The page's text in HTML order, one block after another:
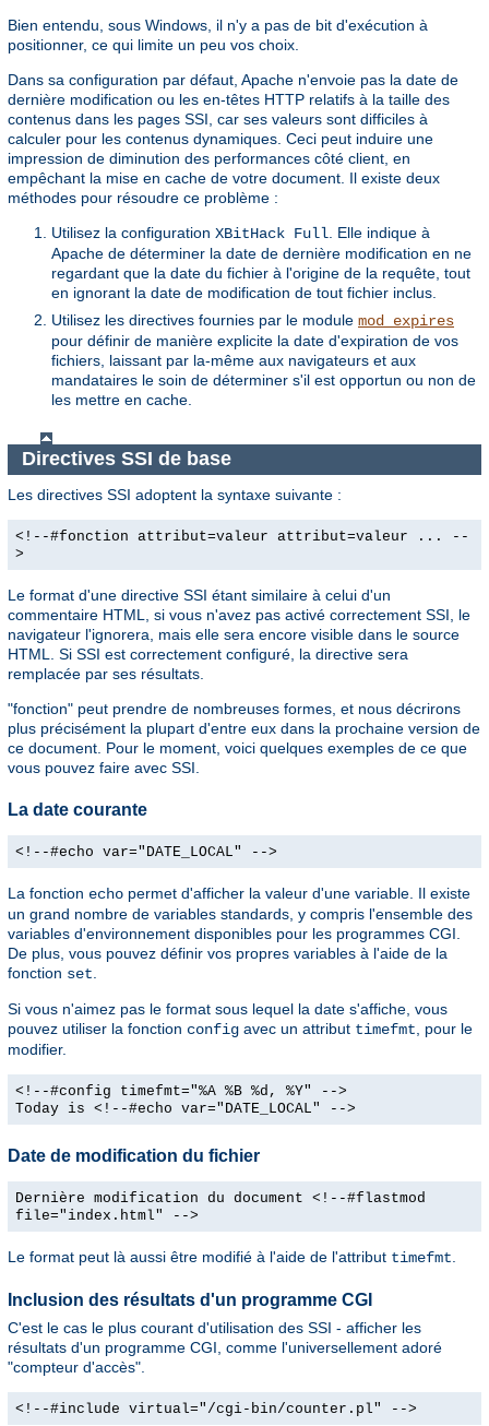
Bien entendu, sous Windows, il n'y a pas de bit d'exécution à
positionner, ce qui limite un peu vos choix.
Dans sa configuration par défaut, Apache n'envoie pas la date de
dernière modification ou les en-têtes HTTP relatifs à la taille des
contenus dans les pages SSI, car ses valeurs sont difficiles à
calculer pour les contenus dynamiques. Ceci peut induire une
impression de diminution des performances côté client, en
empêchant la mise en cache de votre document. Il existe deux
méthodes pour résoudre ce problème :
Utilisez la configuration XBitHack Full . Elle indique à
Apache de déterminer la date de dernière modification en ne
regardant que la date du fichier à l'origine de la requête, tout
en ignorant la date de modification de tout fichier inclus.
Utilisez les directives fournies par le module mod_expires
pour définir de manière explicite la date d'expiration de vos
fichiers, laissant par la-même aux navigateurs et aux
mandataires le soin de déterminer s'il est opportun ou non de
les mettre en cache.
Directives SSI de base
Les directives SSI adoptent la syntaxe suivante :
<!--#fonction attribut=valeur attribut=valeur ... --
>
Le format d'une directive SSI étant similaire à celui d'un
commentaire HTML, si vous n'avez pas activé correctement SSI, le
navigateur l'ignorera, mais elle sera encore visible dans le source
HTML. Si SSI est correctement configuré, la directive sera
remplacée par ses résultats.
"fonction" peut prendre de nombreuses formes, et nous décrirons
plus précisément la plupart d'entre eux dans la prochaine version de
ce document. Pour le moment, voici quelques exemples de ce que
vous pouvez faire avec SSI.
La date courante
<!--#echo var="DATE_LOCAL" -->
La fonction echo permet d'afficher la valeur d'une variable. Il existe
un grand nombre de variables standards, y compris l'ensemble des
variables d'environnement disponibles pour les programmes CGI.
De plus, vous pouvez définir vos propres variables à l'aide de la
fonction set
Si vous n'aimez pas le format sous lequel la date s'affiche, vous
pouvez utiliser la fonction config avec un attribut timefmt , pour le
modifier.
<!--#config timefmt="%A %B %d, %Y" -->
Today is <!--#echo var="DATE_LOCAL" -->
Date de modification du fichier
Dernière modification du document <!--#flastmod
file="index.html" -->
Le format peut là aussi être modifié à l'aide de l'attribut timefmt.
Inclusion des résultats d'un programme CGI
C'est le cas le plus courant d'utilisation des SSI - afficher les
résultats d'un programme CGI, comme l'universellement adoré
"compteur d'accès".
<!--#include virtual="/cgi-bin/counter.pl" -->